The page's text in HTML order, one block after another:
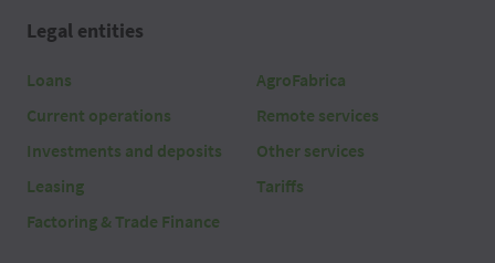
Legal entities
Loans
Current operations
Investments and deposits
Leasing
Factoring & Trade Finance
AgroFabrica
Remote services
Other services
Tariffs